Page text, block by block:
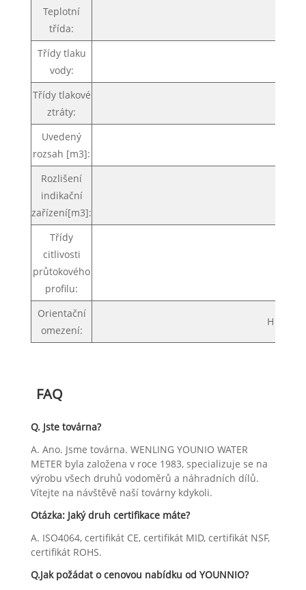
Teplotní
třída:
Třídy tlaku
vody:
Třídy tlakové
ztráty:
Uvedený
rozsah [m3]:
Rozlišení
indikační
zařízení[m3]:
Třídy
citlivosti
průtokového
profilu:
Orientační
omezení:
H
FAQ
Q. Jste továrna?
A. Ano. Jsme továrna. WENLING YOUNIO WATER
METER byla založena v roce 1983, specializuje se na
výrobu všech druhů vodoměrů a náhradních dílů.
Vítejte na návštěvě naší továrny kdykoli.
Otázka: Jaký druh certifikace máte?
A. ISO4064, certifikát CE, certifikát MID, certifikát NSF,
certifikát ROHS.
Q.Jak požádat o cenovou nabídku od YOUNNIO?